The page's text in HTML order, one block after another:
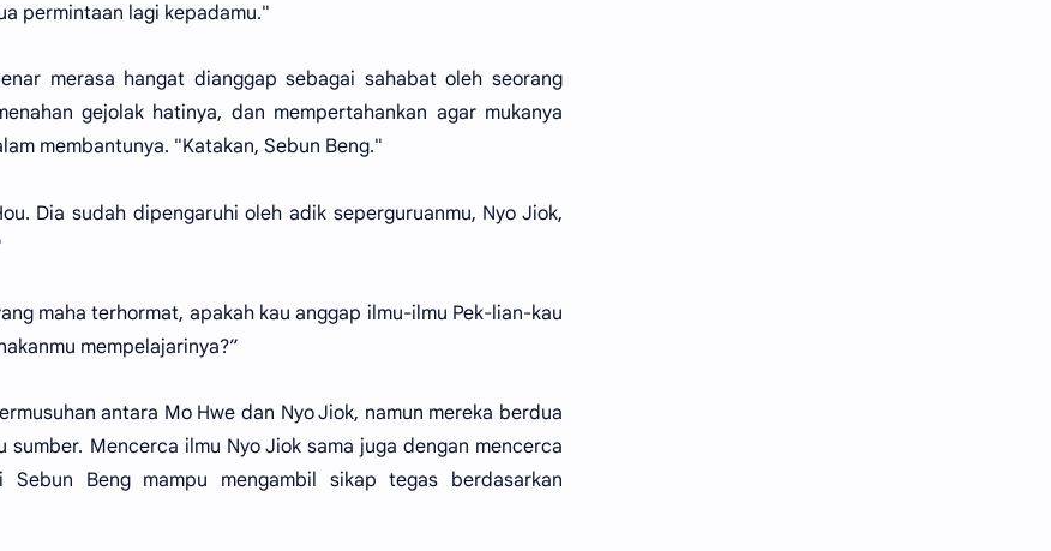
permintaan lagi kepadamu."
merasa hangat dianggap sebagai sahabat oleh seorang
gejolak hatinya, dan mempertahankan agar mukanya
membantunya. "Katakan, Sebun Beng."
Dia sudah dipengaruhi oleh adik seperguruanmu, Nyo Jiok,
maha terhormat, apakah kau anggap ilmu-ilmu Pek-lian-kau
mempelajarinya?”
antara Mo Hwe dan Nyo Jiok, namun mereka berdua
Mencerca ilmu Nyo Jiok sama juga dengan mencerca
Beng mampu mengambil sikap tegas berdasarkan